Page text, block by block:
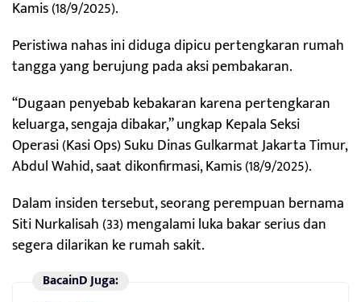
Kamis (18/9/2025).
Peristiwa nahas ini diduga dipicu pertengkaran rumah
tangga yang berujung pada aksi pembakaran.
“Dugaan penyebab kebakaran karena pertengkaran
keluarga, sengaja dibakar,” ungkap Kepala Seksi
Operasi (Kasi Ops) Suku Dinas Gulkarmat Jakarta Timur,
Abdul Wahid, saat dikonfirmasi, Kamis (18/9/2025).
Dalam insiden tersebut, seorang perempuan bernama
Siti Nurkalisah (33) mengalami luka bakar serius dan
segera dilarikan ke rumah sakit.
BacainD Juga: